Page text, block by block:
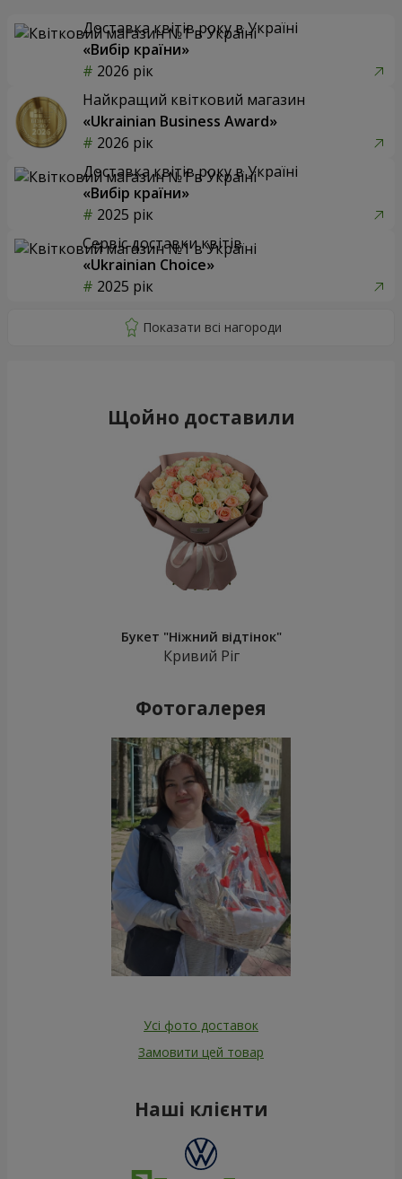
Доставка квітів року в Україні
«Вибір країни»
2026 рік
Найкращий квітковий магазин
«Ukrainian Business Award»
2026 рік
Доставка квітів року в Україні
«Вибір країни»
2025 рік
Сервіс доставки квітів
«Ukrainian Choice»
2025 рік
Щойно доставили
Букет "Ніжний відтінок"
Кривий Ріг
Фотогалерея
Усі фото доставок
Замовити цей товар
Наші клієнти